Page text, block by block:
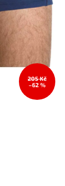
205 Kč
–62 %